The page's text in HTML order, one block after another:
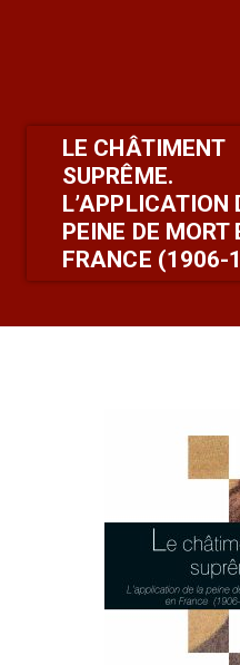
LE CHÂTIMENT
SUPRÊME.
L’APPLICATION
PEINE DE MORT
FRANCE (1906-